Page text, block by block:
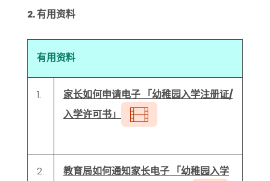
2. 有用资料
有用资料
1.
家长如何申请电子 「幼稚园入学注册证/
入学许可书」
2. 教育局如何通知家长电子 「幼稚园入学